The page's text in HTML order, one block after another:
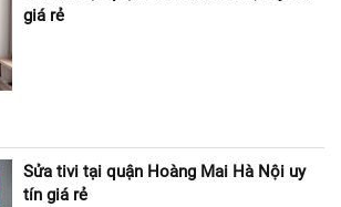
giá rẻ
Sửa tivi tại quận Hoàng Mai Hà Nội uy
tín giá rẻ